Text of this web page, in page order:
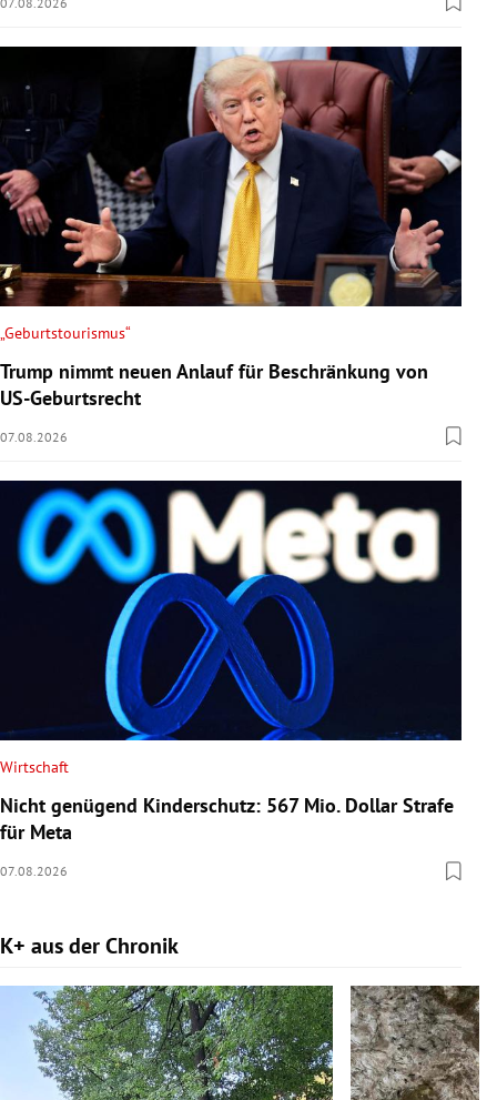
„Geburtstourismus“
Trump nimmt neuen Anlauf für Beschränkung von
US-Geburtsrecht
07.08.2026
Wirtschaft
Nicht genügend Kinderschutz: 567 Mio. Dollar Strafe
für Meta
07.08.2026
K+ aus der Chronik
Slide 1 von 9